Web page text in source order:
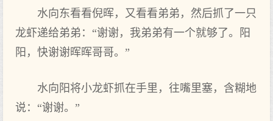
水向东看看倪晖，又看看弟弟，然后抓了一只
龙虾递给弟弟：“谢谢，我弟弟有一个就够了。阳
阳，快谢谢晖晖哥哥。”
水向阳将小龙虾抓在手里，往嘴里塞，含糊地
说：“谢谢。”